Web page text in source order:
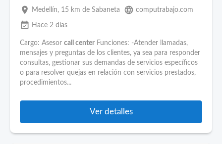
place Medellín, 15 km de Sabaneta language computrabajo.com
event_available Hace 2 días
Cargo: Asesor call center Funciones: -Atender llamadas,
mensajes y preguntas de los clientes, ya sea para responder
consultas, gestionar sus demandas de servicios específicos
o para resolver quejas en relación con servicios prestados,
procedimientos...
Ver detalles